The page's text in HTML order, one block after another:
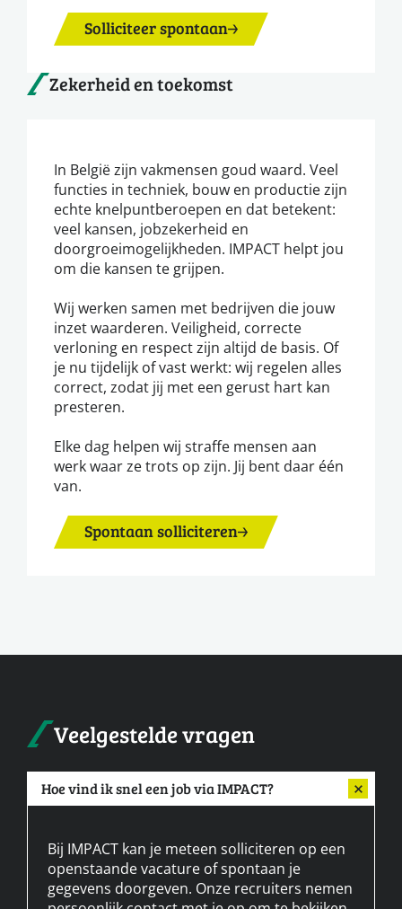
Solliciteer spontaan
Zekerheid en toekomst
In België zijn vakmensen goud waard. Veel
functies in techniek, bouw en productie zijn
echte knelpuntberoepen en dat betekent:
veel kansen, jobzekerheid en
doorgroeimogelijkheden. IMPACT helpt jou
om die kansen te grijpen.
Wij werken samen met bedrijven die jouw
inzet waarderen. Veiligheid, correcte
verloning en respect zijn altijd de basis. Of
je nu tijdelijk of vast werkt: wij regelen alles
correct, zodat jij met een gerust hart kan
presteren.
Elke dag helpen wij straffe mensen aan
werk waar ze trots op zijn. Jij bent daar één
van.
Spontaan solliciteren
Veelgestelde vragen
Hoe vind ik snel een job via IMPACT?
Bij IMPACT kan je meteen solliciteren op een
openstaande vacature of spontaan je
gegevens doorgeven. Onze recruiters nemen